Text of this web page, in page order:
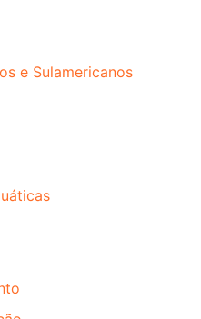
e Sulamericanos